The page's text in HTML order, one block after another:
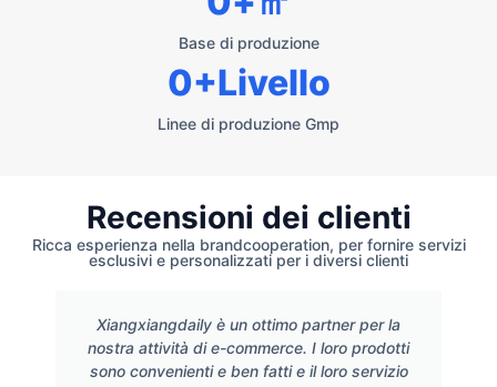
Base di produzione
Linee di produzione Gmp
0+Livello
Recensioni dei clienti
Ricca esperienza nella brandcooperation, per fornire servizi
esclusivi e personalizzati per i diversi clienti
Xiangxiangdaily è un ottimo partner per la
nostra attività di e-commerce. I loro prodotti
sono convenienti e ben fatti e il loro servizio